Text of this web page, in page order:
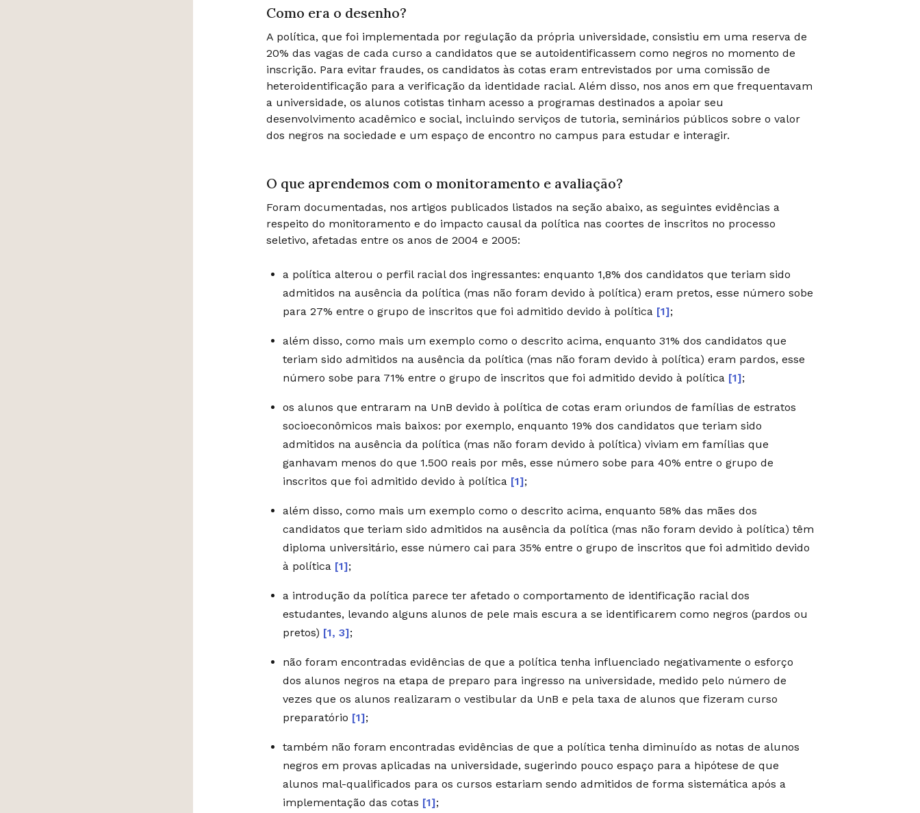
Como era o desenho?
A política, que foi implementada por regulação da própria universidade, consistiu em uma reserva de
20% das vagas de cada curso a candidatos que se autoidentificassem como negros no momento de
inscrição. Para evitar fraudes, os candidatos às cotas eram entrevistados por uma comissão de
heteroidentificação para a verificação da identidade racial. Além disso, nos anos em que frequentavam
a universidade, os alunos cotistas tinham acesso a programas destinados a apoiar seu
desenvolvimento acadêmico e social, incluindo serviços de tutoria, seminários públicos sobre o valor
dos negros na sociedade e um espaço de encontro no campus para estudar e interagir.
O que aprendemos com o monitoramento e avaliação?
Foram documentadas, nos artigos publicados listados na seção abaixo, as seguintes evidências a
respeito do monitoramento e do impacto causal da política nas coortes de inscritos no processo
seletivo, afetadas entre os anos de 2004 e 2005:
a política alterou o perfil racial dos ingressantes: enquanto 1,8% dos candidatos que teriam sido
admitidos na ausência da política (mas não foram devido à política) eram pretos, esse número sobe
para 27% entre o grupo de inscritos que foi admitido devido à política [1];
além disso, como mais um exemplo como o descrito acima, enquanto 31% dos candidatos que
teriam sido admitidos na ausência da política (mas não foram devido à política) eram pardos, esse
número sobe para 71% entre o grupo de inscritos que foi admitido devido à política [1];
os alunos que entraram na UnB devido à política de cotas eram oriundos de famílias de estratos
socioeconômicos mais baixos: por exemplo, enquanto 19% dos candidatos que teriam sido
admitidos na ausência da política (mas não foram devido à política) viviam em famílias que
ganhavam menos do que 1.500 reais por mês, esse número sobe para 40% entre o grupo de
inscritos que foi admitido devido à política [1];
além disso, como mais um exemplo como o descrito acima, enquanto 58% das mães dos
candidatos que teriam sido admitidos na ausência da política (mas não foram devido à política) têm
diploma universitário, esse número cai para 35% entre o grupo de inscritos que foi admitido devido
à política [1];
a introdução da política parece ter afetado o comportamento de identificação racial dos
estudantes, levando alguns alunos de pele mais escura a se identificarem como negros (pardos ou
pretos) [1, 3];
não foram encontradas evidências de que a política tenha influenciado negativamente o esforço
dos alunos negros na etapa de preparo para ingresso na universidade, medido pelo número de
vezes que os alunos realizaram o vestibular da UnB e pela taxa de alunos que fizeram curso
preparatório [1];
também não foram encontradas evidências de que a política tenha diminuído as notas de alunos
negros em provas aplicadas na universidade, sugerindo pouco espaço para a hipótese de que
alunos mal-qualificados para os cursos estariam sendo admitidos de forma sistemática após a
implementação das cotas [1];